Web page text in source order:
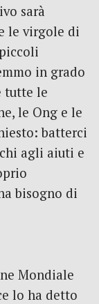
sarà
le virgole di
in grado
tutte le
le Ong e le
batterci
agli aiuti e
bisogno di
Mondiale
lo ha detto